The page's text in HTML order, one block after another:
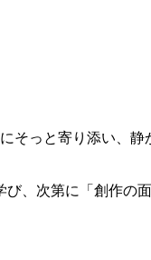
そっと寄り添い、
、次第に「創作の